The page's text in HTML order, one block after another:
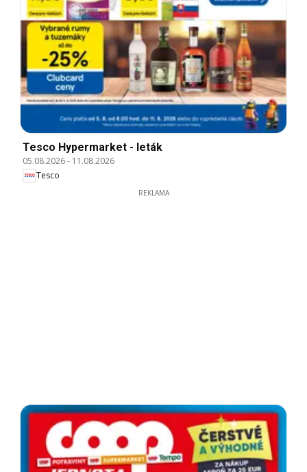
Tesco Hypermarket - leták
05.08.2026- 11.08.2026
Tesco
REKLAMA